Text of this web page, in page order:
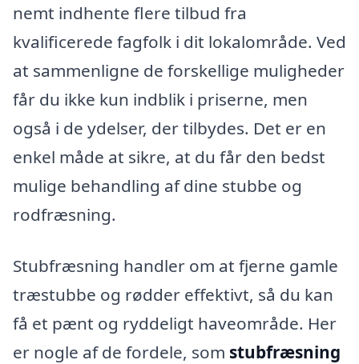
nemt indhente flere tilbud fra
kvalificerede fagfolk i dit lokalområde. Ved
at sammenligne de forskellige muligheder
får du ikke kun indblik i priserne, men
også i de ydelser, der tilbydes. Det er en
enkel måde at sikre, at du får den bedst
mulige behandling af dine stubbe og
rodfræsning.
Stubfræsning handler om at fjerne gamle
træstubbe og rødder effektivt, så du kan
få et pænt og ryddeligt haveområde. Her
er nogle af de fordele, som stubfræsning